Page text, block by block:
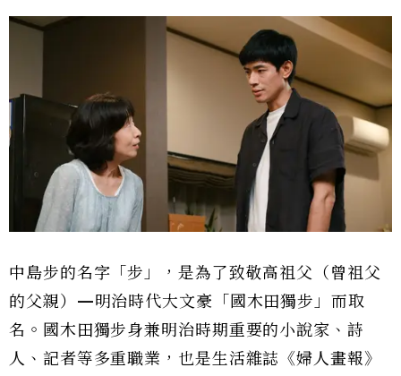
中島步的名字「步」，是為了致敬高祖父（曾祖父
的父親）—明治時代大文豪「國木田獨步」而取
名。國木田獨步身兼明治時期重要的小說家、詩
人、記者等多重職業，也是生活雜誌《婦人畫報》